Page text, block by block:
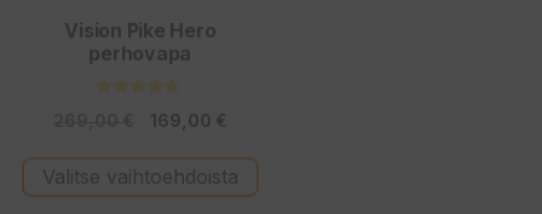
Vision Pike Hero
perhovapa
5:stäAlkuperäinen
hinta
oli:
169,00 €
hinta
on:
Valitse vaihtoehdoista
tuotteen